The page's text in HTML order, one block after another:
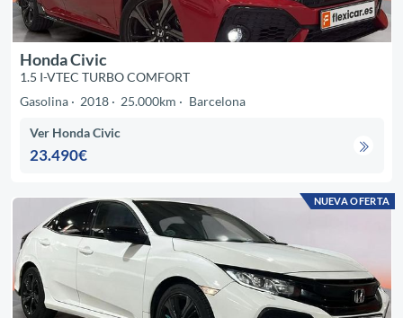
Honda Civic
1.5 I-VTEC TURBO COMFORT
Gasolina
2018 25.000km Barcelona
Ver Honda Civic
23.490€
NUEVA OFERTA